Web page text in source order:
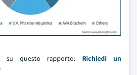
su questo rapporto: Richiedi un